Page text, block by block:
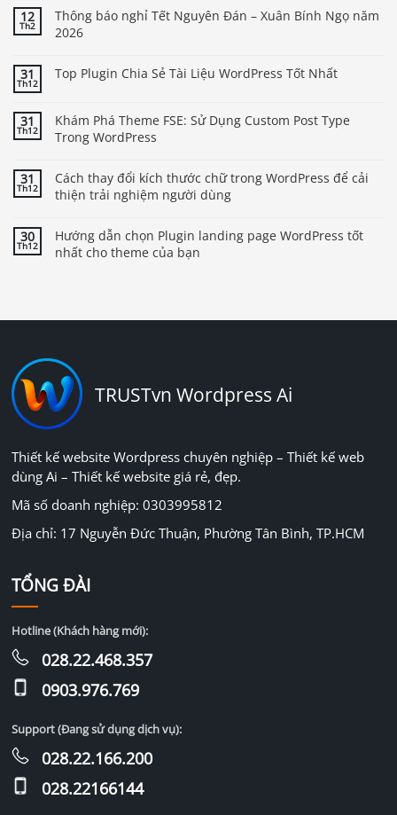
12
Th2
Thông báo nghỉ Tết Nguyên Đán – Xuân Bính Ngọ năm
2026
31
Th12
Top Plugin Chia Sẻ Tài Liệu WordPress Tốt Nhất
31
Th12
Khám Phá Theme FSE: Sử Dụng Custom Post Type
Trong WordPress
31
Th12
Cách thay đổi kích thước chữ trong WordPress để cải
thiện trải nghiệm người dùng
30
Th12
Hướng dẫn chọn Plugin landing page WordPress tốt
nhất cho theme của bạn
TRUSTvn Wordpress Ai
Thiết kế website Wordpress chuyên nghiệp – Thiết kế web
dùng Ai – Thiết kế website giá rẻ, đẹp.
Mã số doanh nghiệp: 0303995812
Địa chỉ: 17 Nguyễn Đức Thuận, Phường Tân Bình, TP.HCM
TỔNG ĐÀI
Hotline (Khách hàng mới):
028.22.468.357
0903.976.769
Support (Đang sử dụng dịch vụ):
028.22.166.200
028.22166144